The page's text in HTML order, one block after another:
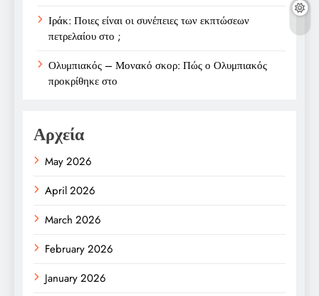
Ιράκ: Ποιες είναι οι συνέπειες των εκπτώσεων
πετρελαίου στο ;
Ολυμπιακός – Μονακό σκορ: Πώς ο Ολυμπιακός
προκρίθηκε στο
Αρχεία
May 2026
April 2026
March 2026
February 2026
January 2026